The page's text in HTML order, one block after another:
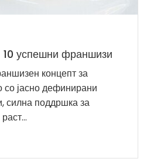
успешни франшизи
концепт за
со јасно дефинирани
силна поддршка за